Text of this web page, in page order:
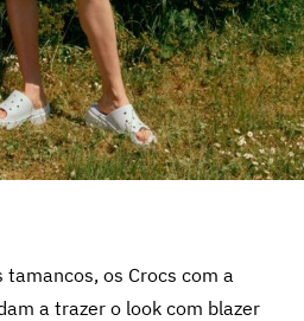
os Crocs com a
a trazer o look com blazer